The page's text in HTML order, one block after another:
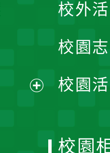
單
校外
校園
校園
校園